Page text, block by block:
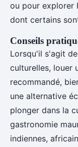
ou pour explorer
dont certains
Conseils
Lorsqu'il s'agit
culturelles, louer
recommandé,
une alternative
plonger dans la
gastronomie
indiennes,